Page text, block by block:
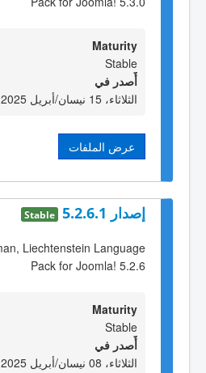
Maturity
Stable
أٌصدر في
الثلاثاء، 15 نيسان/أبريل 2025 08:52
عرض الملفات
إصدار 5.2.6.1 Stable
Liechtenstein Language
Pack for Joomla! 5.2.6
Maturity
Stable
أٌصدر في
الثلاثاء، 08 نيسان/أبريل 2025 15:41